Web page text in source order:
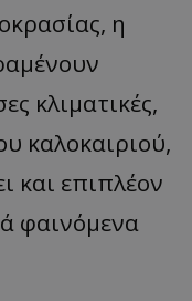
η
κλιματικές,
καλοκαιριού,
και επιπλέον
φαινόμενα